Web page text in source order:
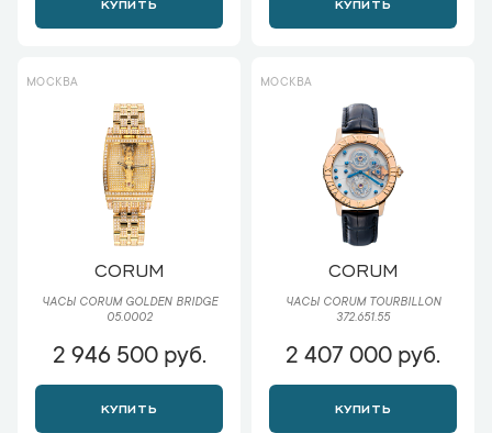
МОСКВА
CORUM
ЧАСЫ CORUM GOLDEN BRIDGE
05.0002
2 946 500 руб.
КУПИТЬ
МОСКВА
CORUM
ЧАСЫ CORUM TOURBILLON
372.651.55
2 407 000 руб.
КУПИТЬ